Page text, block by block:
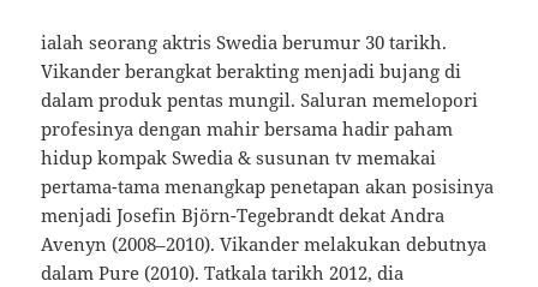
ialah seorang aktris Swedia berumur 30 tarikh.
Vikander berangkat berakting menjadi bujang di
dalam produk pentas mungil. Saluran memelopori
profesinya dengan mahir bersama hadir paham
hidup kompak Swedia & susunan tv memakai
pertama-tama menangkap penetapan akan posisinya
menjadi Josefin Björn-Tegebrandt dekat Andra
Avenyn (2008–2010). Vikander melakukan debutnya
dalam Pure (2010). Tatkala tarikh 2012, dia